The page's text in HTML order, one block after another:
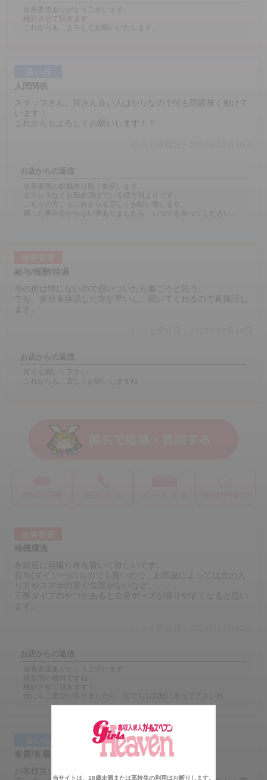
当サイトは、18歳未満または高校生の利用はお断りします。
改善要望ありがとうございます
検討させて頂きます
これからも、よろしくお願いいたします。
人間関係
スタッフさん、皆さん良い人ばかりなので何も問題無く働けて
います！
これからもよろしくお願いします！！
お店からの返信
改善要望の投稿有り難う御座います。
ストレスなくお勤め頂けている様で何よりです。
こちらの方こそこれからも宜しくお願い致します。
困った事や分からない事ありましたら、いつでも仰ってください。
給与/報酬/待遇
今の所は特にないので思いついたら書こうと思う。
でも、多分直接話した方が早いし、聞いてくれるので直接話し
ます。
お店からの返信
何でも聞いて下さい
これからも、宜しくお願いしますね
各部屋に自撮り棒を置いて欲しいです。
百均(ダイソー)のものでも良いので、お部屋によっては光の入
り方やスマホの置く位置がないなど、、、。
三脚タイプのやつがあると全身ポーズが撮りやすくなると思い
お店からの返信
お客様良い方ばかりです！！